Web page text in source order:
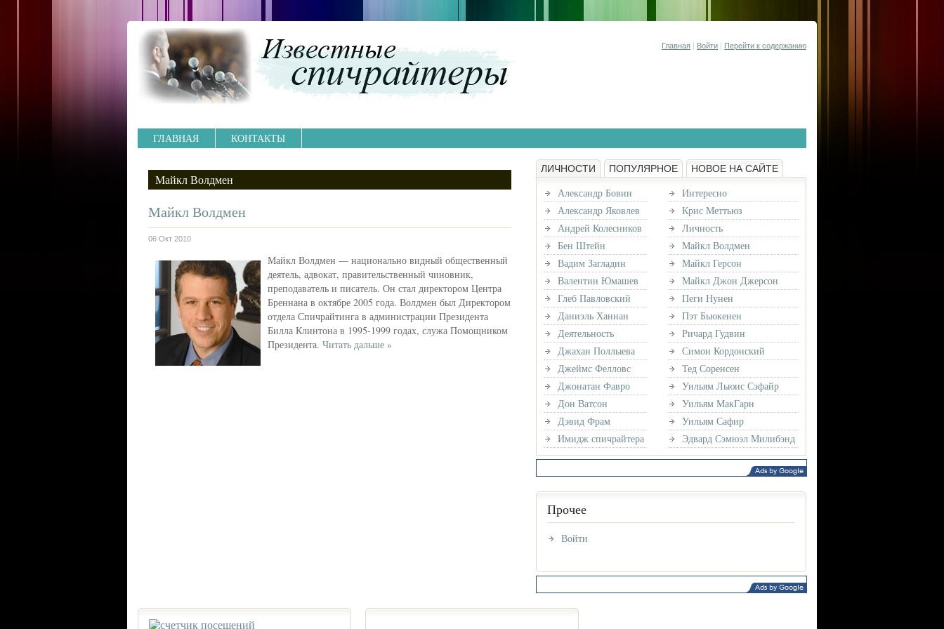
Главная | Войти | Перейти к содержанию
ГЛАВНАЯ КОНТАКТЫ
Майкл Волдмен
Майкл Волдмен
06 Окт 2010
Майкл Волдмен — национально видный общественный
деятель, адвокат, правительственный чиновник,
преподаватель и писатель. Он стал директором Центра
Бреннана в октябре 2005 года. Волдмен был Директором
отдела Спичрайтинга в администрации Президента
Билла Клинтона в 1995-1999 годах, служа Помощником
Президента. Читать дальше »
ЛИЧНОСТИ ПОПУЛЯРНОЕ НОВОЕ НА САЙТЕ
Александр Бовин
Александр Яковлев
Андрей Колесников
Бен Штейн
Вадим Загладин
Валентин Юмашев
Глеб Павловский
Даниэль Ханнан
Деятельность
Джахан Поллыева
Джеймс Фелловс
Джонатан Фавро
Дон Ватсон
Дэвид Фрам
Имидж спичрайтера
Интересно
Крис Меттьюз
Личность
Майкл Волдмен
Майкл Герсон
Майкл Джон Джерсон
Пеги Нунен
Пэт Бьюкенен
Ричард Гудвин
Симон Кордонский
Тед Соренсен
Уильям Льюис Сэфайр
Уильям МакГарн
Уильям Сафир
Эдвард Сэмюэл Милибэнд
Прочее
Войти